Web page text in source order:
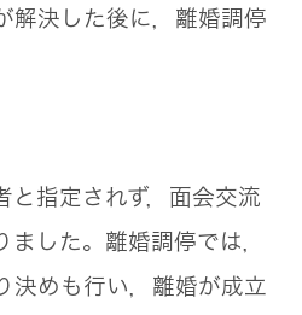
解決した後に，離婚調停
と指定されず，面会交流
ました。離婚調停では，
決めも行い，離婚が成立